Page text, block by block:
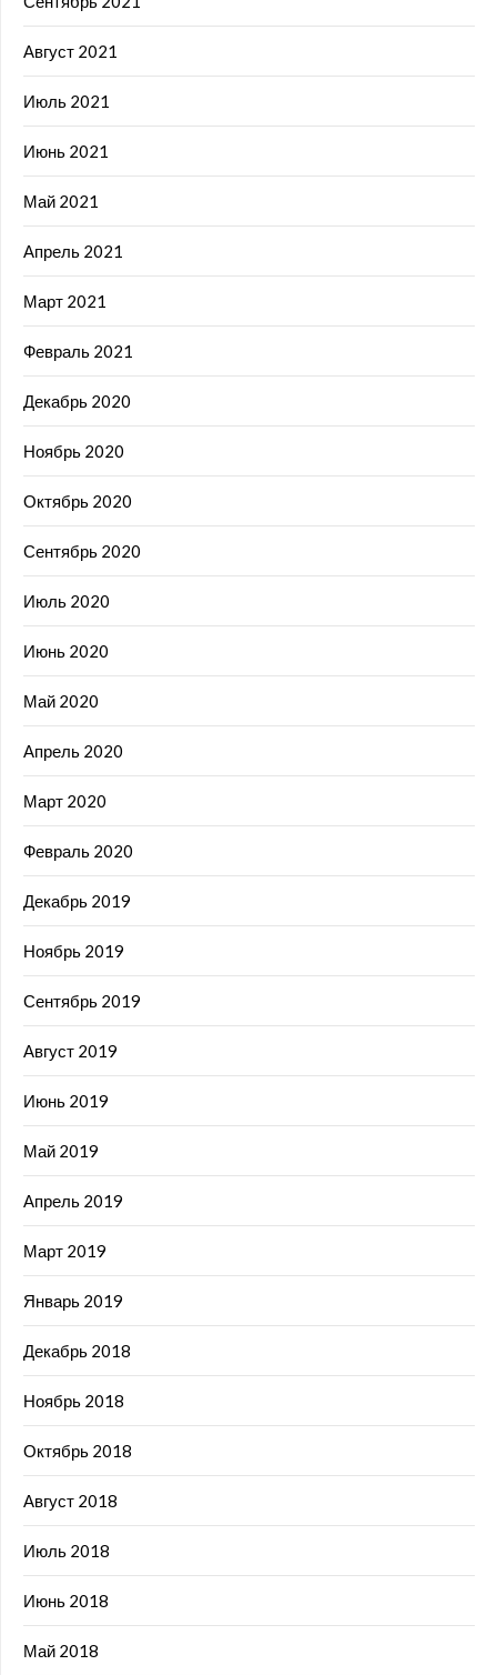
Август 2021
Июль 2021
Июнь 2021
Май 2021
Апрель 2021
Март 2021
Февраль 2021
Декабрь 2020
Ноябрь 2020
Октябрь 2020
Сентябрь 2020
Июль 2020
Июнь 2020
Май 2020
Апрель 2020
Март 2020
Февраль 2020
Декабрь 2019
Ноябрь 2019
Сентябрь 2019
Август 2019
Июнь 2019
Май 2019
Апрель 2019
Март 2019
Январь 2019
Декабрь 2018
Ноябрь 2018
Октябрь 2018
Август 2018
Июль 2018
Июнь 2018
Май 2018